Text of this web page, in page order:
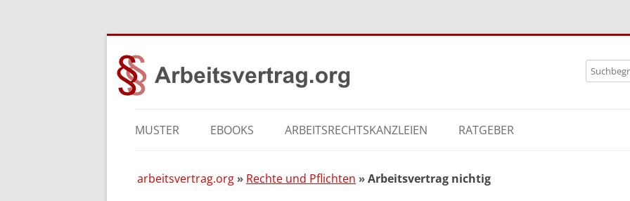
Search
for:
Zum
Inhalt
MUSTER EBOOKS ARBEITSRECHTSKANZLEIEN RATGEBER
arbeitsvertrag.org Rechte und Pflichten Arbeitsvertrag nichtig